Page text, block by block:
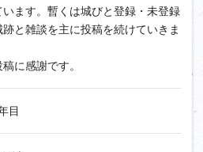
ます。暫くは城びと登録・未登録
と雑談を主に投稿を続けていきま
に感謝です。
目